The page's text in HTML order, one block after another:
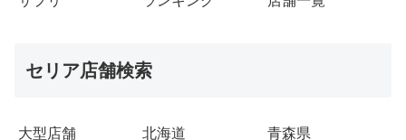
セリア店舗検索
大型店舗 北海道 青森県